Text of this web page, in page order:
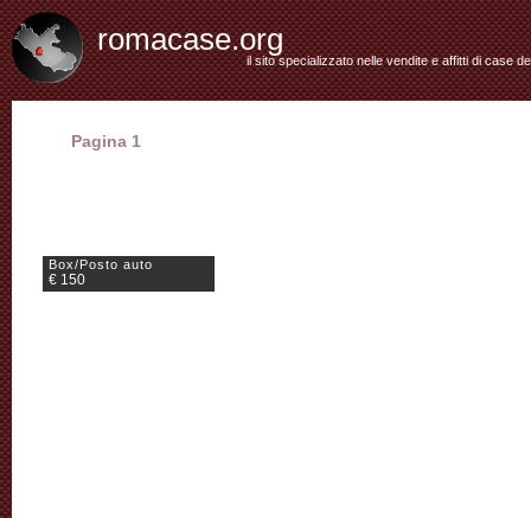
romacase.org
il sito specializzato nelle vendite e affitti di case
Pagina 1
Box/Posto auto
€ 150